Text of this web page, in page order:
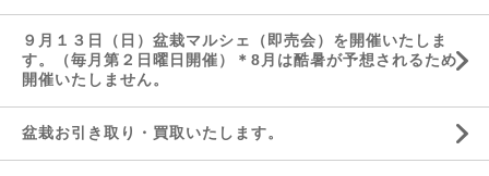
９月１３日（日）盆栽マルシェ（即売会）を開催いたしま
す。（毎月第２日曜日開催）＊8月は酷暑が予想されるため
開催いたしません。
盆栽お引き取り・買取いたします。